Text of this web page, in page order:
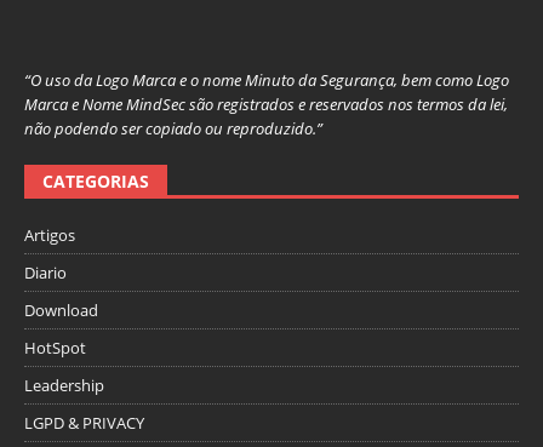
“O uso da Logo Marca e o nome Minuto da Segurança, bem como Logo
Marca e Nome MindSec são registrados e reservados nos termos da lei,
não podendo ser copiado ou reproduzido.”
CATEGORIAS
Artigos
Diario
Download
HotSpot
Leadership
LGPD & PRIVACY